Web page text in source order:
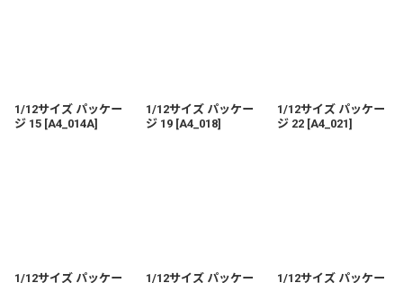
1/12サイズ パッケー
ジ 15 [A4_014A]
1/12サイズ パッケー
ジ 19 [A4_018]
1/12サイズ パッケー
ジ 22 [A4_021]
1/12サイズ パッケー
1/12サイズ パッケー
1/12サイズ パッケー